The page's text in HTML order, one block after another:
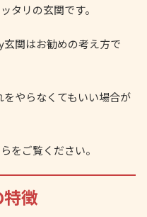
タリの玄関です。
関はお勧めの考え方で
やらなくてもいい場合が
をご覧ください。
徴